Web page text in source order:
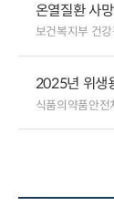
온열질환 사
보건복지부 건
2025년 위생
식품의약품안전